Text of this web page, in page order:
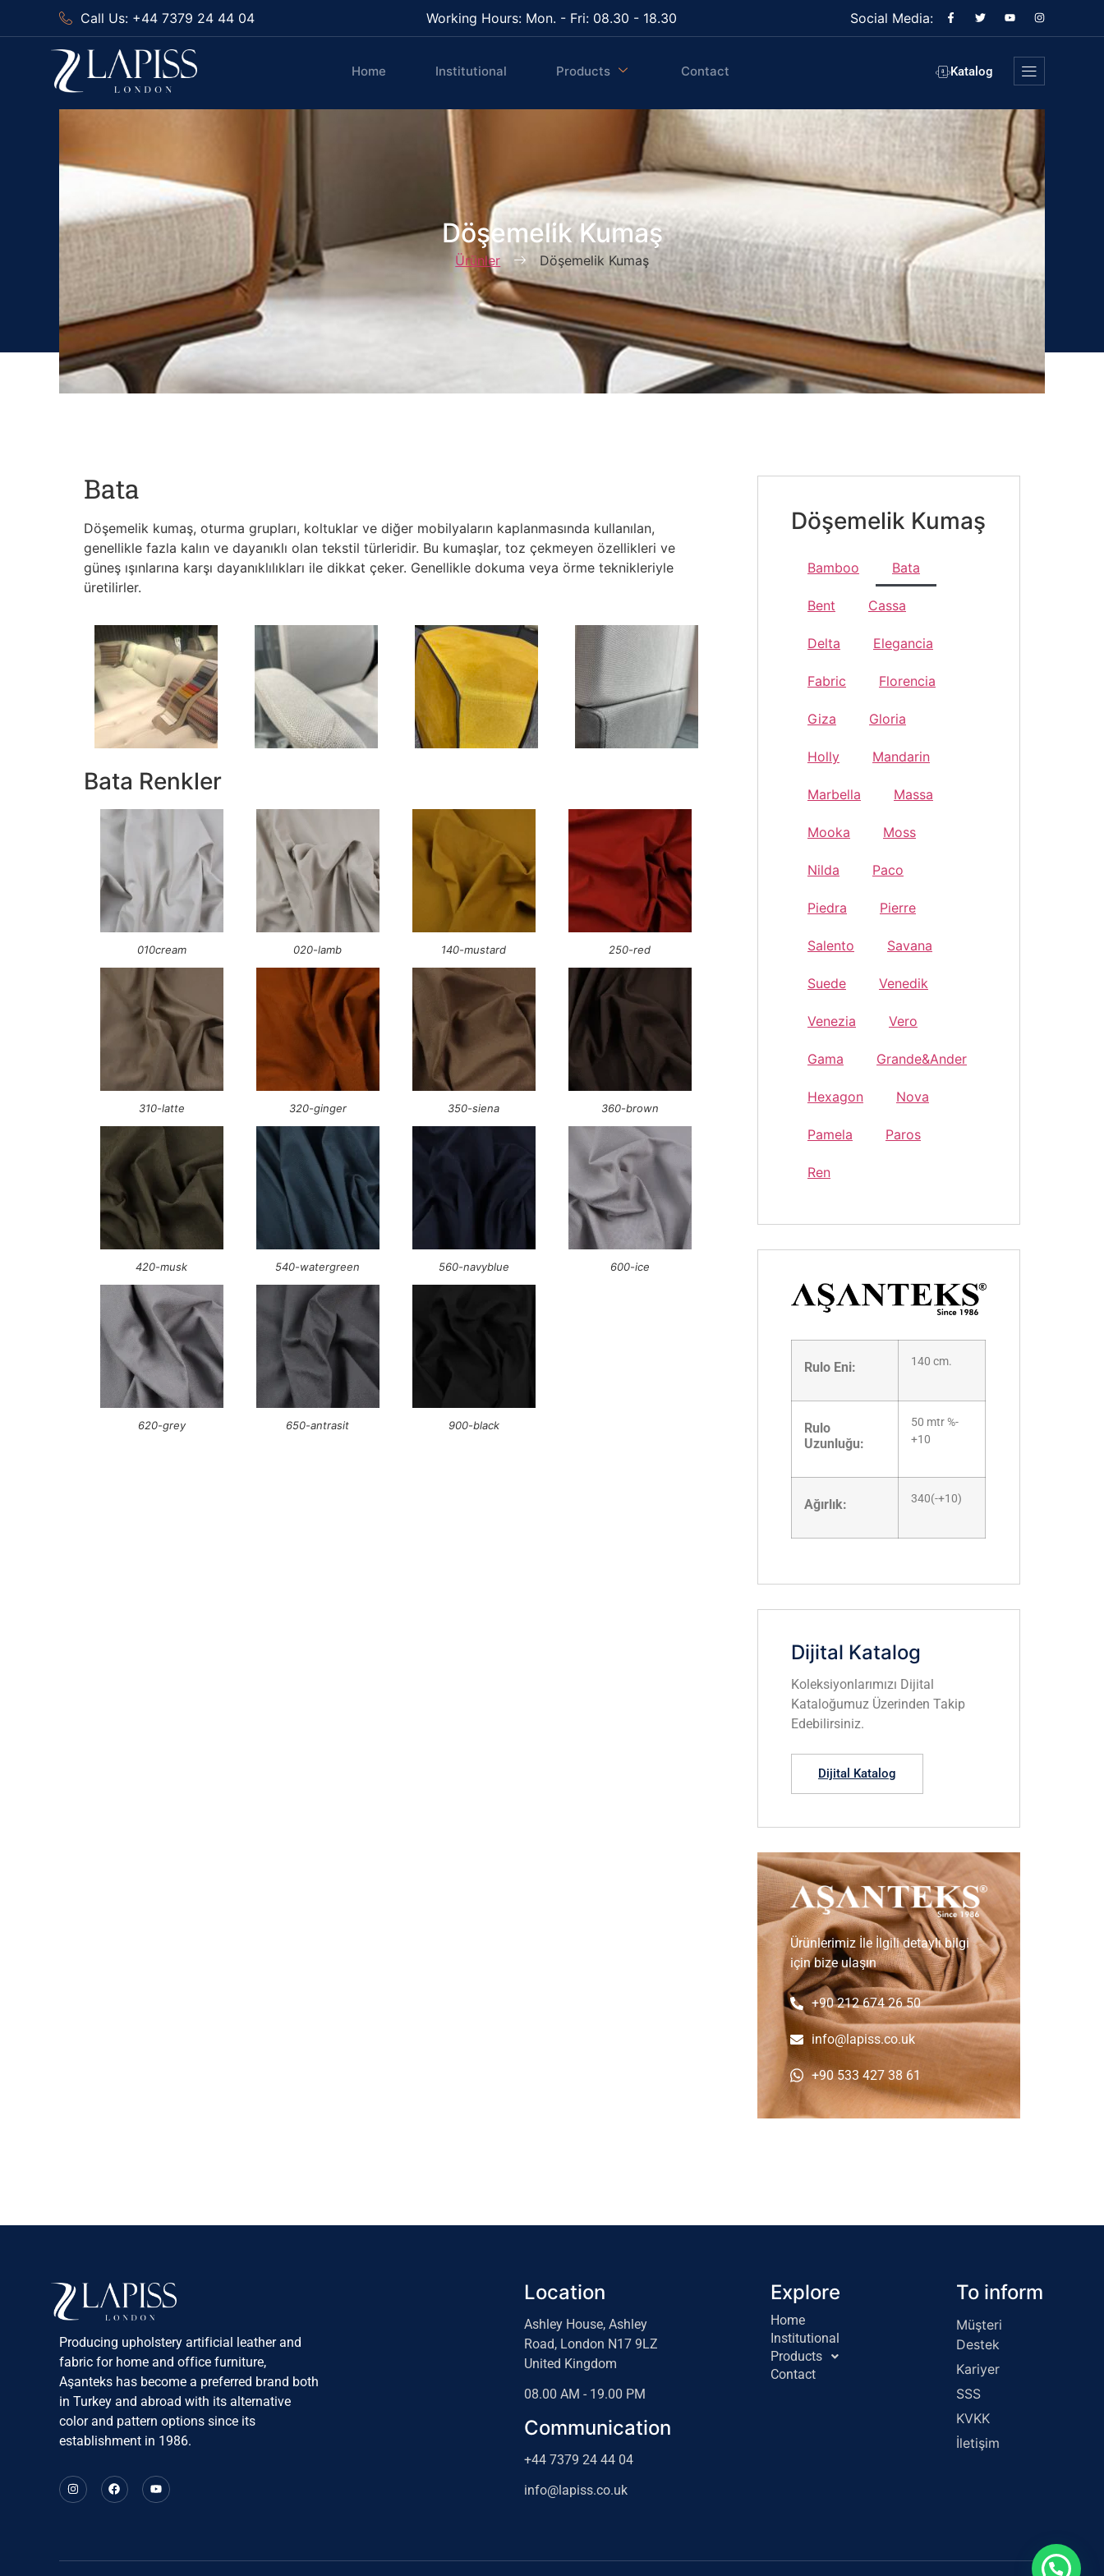
Call Us: +44 7379 24 44 04 Working Hours: Mon. - Fri: 08.30 - 18.30 Social Media:
Home Institutional Products Contact Katalog
Döşemelik Kumaş
Ürünler Döşemelik Kumaş
Bata
Döşemelik kumaş, oturma grupları, koltuklar ve diğer mobilyaların kaplanmasında kullanılan,
genellikle fazla kalın ve dayanıklı olan tekstil türleridir. Bu kumaşlar, toz çekmeyen özellikleri ve
güneş ışınlarına karşı dayanıklılıkları ile dikkat çeker. Genellikle dokuma veya örme teknikleriyle
üretilirler.
Bata Renkler
010cream 020-lamb 140-mustard 250-red
310-latte 320-ginger 350-siena 360-brown
420-musk 540-watergreen 560-navyblue 600-ice
620-grey 650-antrasit 900-black
Döşemelik Kumaş
Bamboo Bata
Bent Cassa
Delta Elegancia
Fabric Florencia
Giza Gloria
Holly Mandarin
Marbella Massa
Mooka Moss
Nilda Paco
Piedra Pierre
Salento Savana
Suede Venedik
Venezia Vero
Gama Grande&Ander
Hexagon Nova
Pamela Paros
Ren
Rulo Eni: 140 cm.
Rulo
Uzunluğu:
50 mtr %-
+10
Ağırlık: 340(-+10)
Dijital Katalog
Koleksiyonlarımızı Dijital
Kataloğumuz Üzerinden Takip
Edebilirsiniz.
Dijital Katalog
Ürünlerimiz İle İlgili detaylı bilgi
için bize ulaşın
+90 212 674 26 50
info@lapiss.co.uk
+90 533 427 38 61
Producing upholstery artificial leather and
fabric for home and office furniture,
Aşanteks has become a preferred brand both
in Turkey and abroad with its alternative
color and pattern options since its
establishment in 1986.
Location
Ashley House, Ashley
Road, London N17 9LZ
United Kingdom
08.00 AM - 19.00 PM
Communication
+44 7379 24 44 04
info@lapiss.co.uk
Explore
Home
Institutional
Products
Contact
To inform
Müşteri
Destek
Kariyer
SSS
KVKK
İletişim